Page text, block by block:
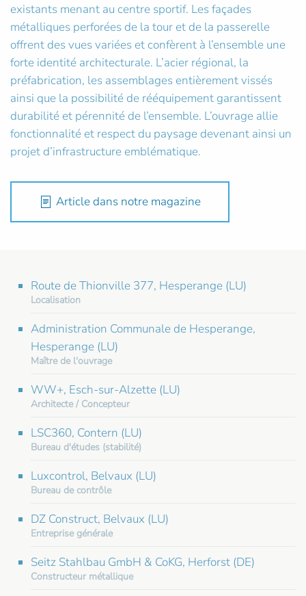
existants menant au centre sportif. Les façades
métalliques perforées de la tour et de la passerelle
offrent des vues variées et confèrent à l’ensemble une
forte identité architecturale. L’acier régional, la
préfabrication, les assemblages entièrement vissés
ainsi que la possibilité de rééquipement garantissent
durabilité et pérennité de l’ensemble. L’ouvrage allie
fonctionnalité et respect du paysage devenant ainsi un
projet d’infrastructure emblématique.
Article dans notre magazine
Route de Thionville 377, Hesperange (LU)
Localisation
Administration Communale de Hesperange,
Hesperange (LU)
Maître de l'ouvrage
WW+, Esch-sur-Alzette (LU)
Architecte / Concepteur
LSC360, Contern (LU)
Bureau d'études (stabilité)
Luxcontrol, Belvaux (LU)
Bureau de contrôle
DZ Construct, Belvaux (LU)
Entreprise générale
Seitz Stahlbau GmbH & CoKG, Herforst (DE)
Constructeur métallique